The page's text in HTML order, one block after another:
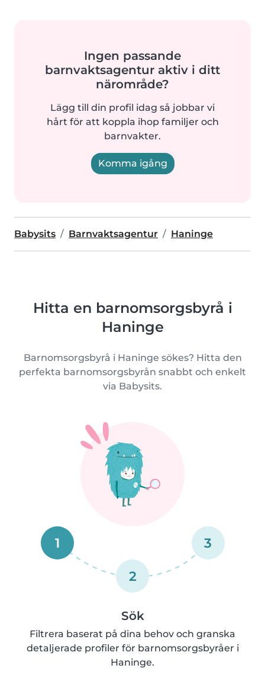
Ingen passande
barnvaktsagentur aktiv i ditt
närområde?
Lägg till din profil idag så jobbar vi
hårt för att koppla ihop familjer och
barnvakter.
Komma igång
Babysits Barnvaktsagentur Haninge
Hitta en barnomsorgsbyrå i
Haninge
Barnomsorgsbyrå i Haninge sökes? Hitta den
perfekta barnomsorgsbyrån snabbt och enkelt
via Babysits.
1
2
3
Sök
Filtrera baserat på dina behov och granska
detaljerade profiler för barnomsorgsbyråer i
Haninge.